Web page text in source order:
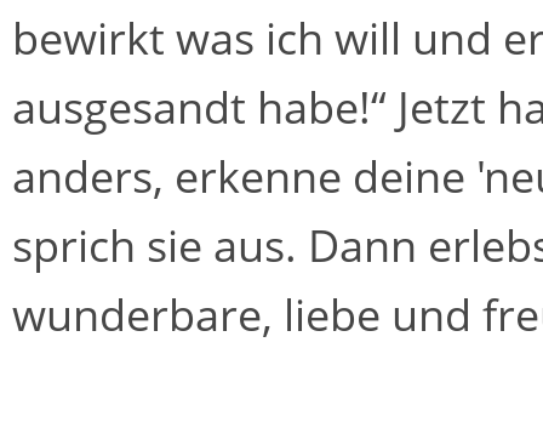
bewirkt was ich will und
ausgesandt habe!“ Jetzt
anders, erkenne deine
sprich sie aus. Dann
wunderbare, liebe und